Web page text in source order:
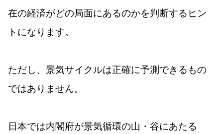
在の経済がどの局面にあるのかを判断するヒン
トになります。
ただし、景気サイクルは正確に予測できるもの
ではありません。
日本では内閣府が景気循環の山・谷にあたる